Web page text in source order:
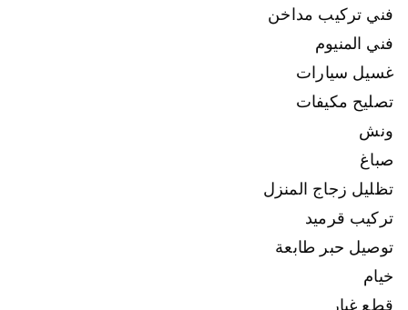
فني تركيب مداخن
فني المنيوم
غسيل سيارات
تصليح مكيفات
ونش
صباغ
تظليل زجاج المنزل
تركيب قرميد
توصيل حبر طابعة
خيام
قطع غيار